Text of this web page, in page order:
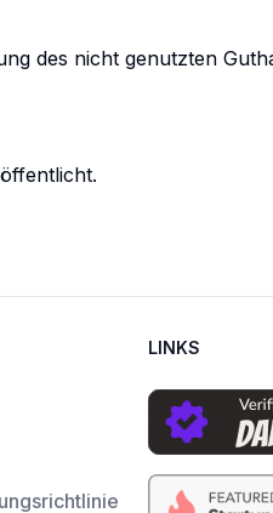
des nicht genutzten
LINKS